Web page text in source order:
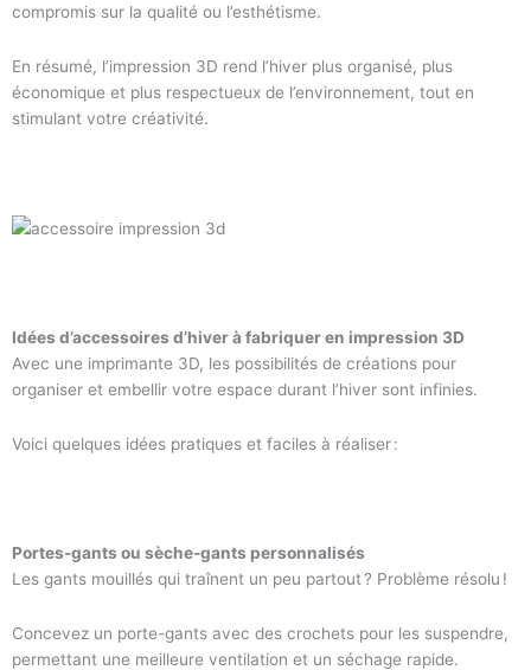
compromis sur la qualité ou l’esthétisme.
En résumé, l’impression 3D rend l’hiver plus organisé, plus
économique et plus respectueux de l’environnement, tout en
stimulant votre créativité.
Idées d’accessoires d’hiver à fabriquer en impression 3D
Avec une imprimante 3D, les possibilités de créations pour
organiser et embellir votre espace durant l’hiver sont infinies.
Voici quelques idées pratiques et faciles à réaliser :
Portes-gants ou sèche-gants personnalisés
Les gants mouillés qui traînent un peu partout ? Problème résolu !
Concevez un porte-gants avec des crochets pour les suspendre,
permettant une meilleure ventilation et un séchage rapide.